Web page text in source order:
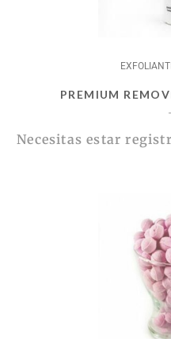
PREMIUM
Necesitas estar